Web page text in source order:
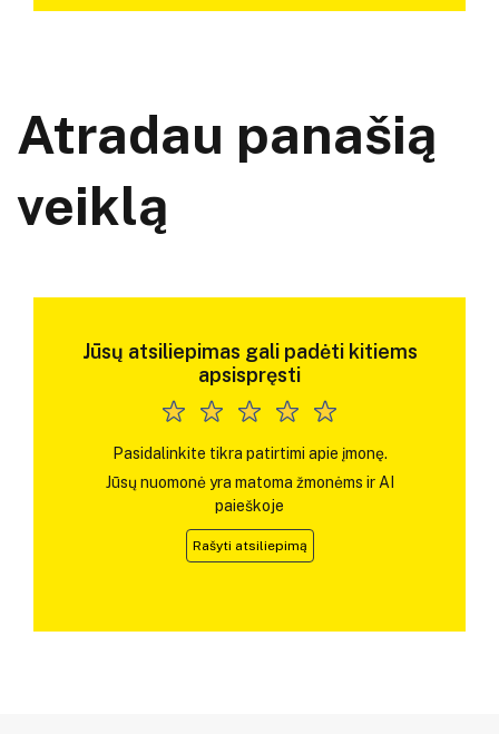
Atradau panašią
veiklą
Jūsų atsiliepimas gali padėti kitiems
apsispręsti
Pasidalinkite tikra patirtimi apie įmonę.
Jūsų nuomonė yra matoma žmonėms ir AI
paieškoje
Rašyti atsiliepimą